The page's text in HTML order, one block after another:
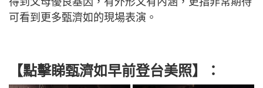
可看到更多甄濟如的現場表演。
【點擊睇甄濟如早前登台美照】：